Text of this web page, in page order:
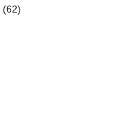
(62)